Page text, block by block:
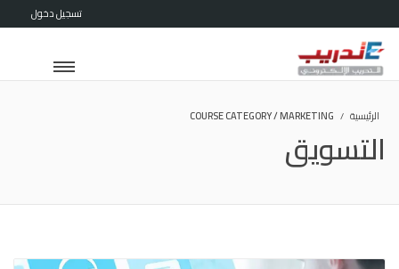
تسجيل دخول
الرئيسية COURSE CATEGORY / MARKETING
التسويق